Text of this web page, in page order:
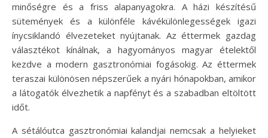
minőségre és a friss alapanyagokra. A házi készítésű
sütemények és a különféle kávékülönlegességek igazi
ínycsiklandó élvezeteket nyújtanak. Az éttermek gazdag
választékot kínálnak, a hagyományos magyar ételektől
kezdve a modern gasztronómiai fogásokig. Az éttermek
teraszai különösen népszerűek a nyári hónapokban, amikor
a látogatók élvezhetik a napfényt és a szabadban eltöltött
időt.
A sétálóutca gasztronómiai kalandjai nemcsak a helyieket